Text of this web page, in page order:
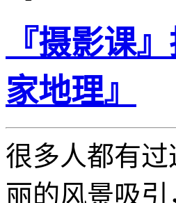
『摄影课
家地理』
很多人都有
丽的风景吸